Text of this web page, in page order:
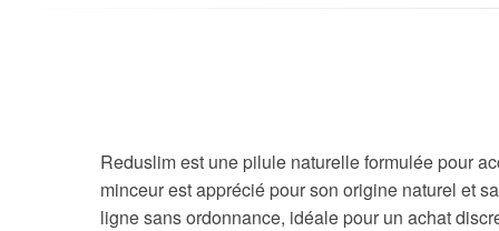
Reduslim est une pilule naturelle formulée pour
minceur est apprécié pour son origine naturel et
ligne sans ordonnance, idéale pour un achat